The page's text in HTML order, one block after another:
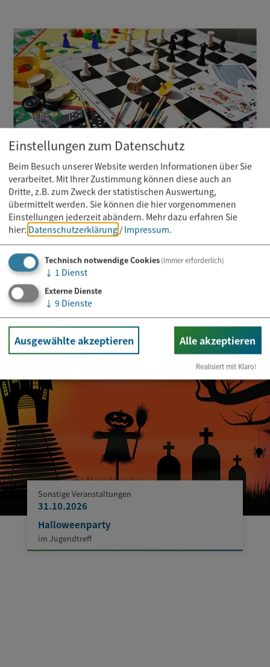
Sonstige Veranstaltungen
26.09.2026
Spieleabend
im Jugendtreff
Sonstige Veranstaltungen
31.10.2026
Halloweenparty
im Jugendtreff
Einstellungen zum Datenschutz
Beim Besuch unserer Website werden Informationen über Sie
verarbeitet. Mit Ihrer Zustimmung können diese auch an
Dritte, z.B. zum Zweck der statistischen Auswertung,
übermittelt werden. Sie können die hier vorgenommenen
Einstellungen jederzeit abändern. Mehr dazu erfahren Sie
hier: Datenschutzerklärung / Impressum.
Technisch notwendige Cookies(immer erforderlich)
↓ 1 Dienst
Externe Dienste
↓ 9 Dienste
Ausgewählte akzeptieren Alle akzeptieren
Realisiert mit Klaro!